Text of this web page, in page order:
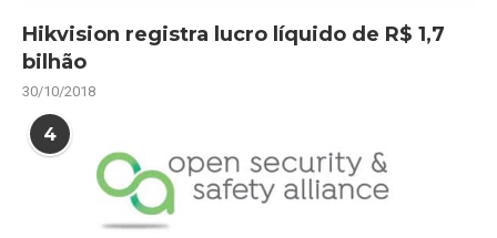
Hikvision registra lucro líquido de R$ 1,7
bilhão
30/10/2018
4